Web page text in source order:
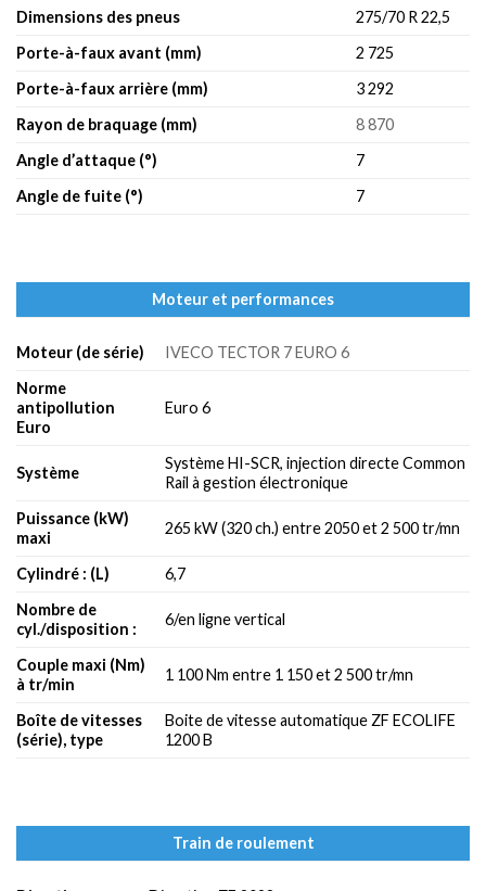
Dimensions des pneus
275/70 R 22,5
Porte-à-faux avant (mm)
2 725
Porte-à-faux arrière (mm)
3 292
Rayon de braquage (mm)
8 870
Angle d’attaque (°)
7
Angle de fuite (°)
7
Moteur et performances
Moteur (de série)
IVECO TECTOR 7 EURO 6
Norme
antipollution
Euro
Euro 6
Système
Système HI-SCR, injection directe Common
Rail à gestion électronique
Puissance (kW)
maxi
265 kW (320 ch.) entre 2050 et 2 500 tr/mn
Cylindré : (L)
6,7
Nombre de
cyl./disposition :
6/en ligne vertical
Couple maxi (Nm)
à tr/min
1 100 Nm entre 1 150 et 2 500 tr/mn
Boîte de vitesses
(série), type
Boite de vitesse automatique ZF ECOLIFE
1200 B
Train de roulement